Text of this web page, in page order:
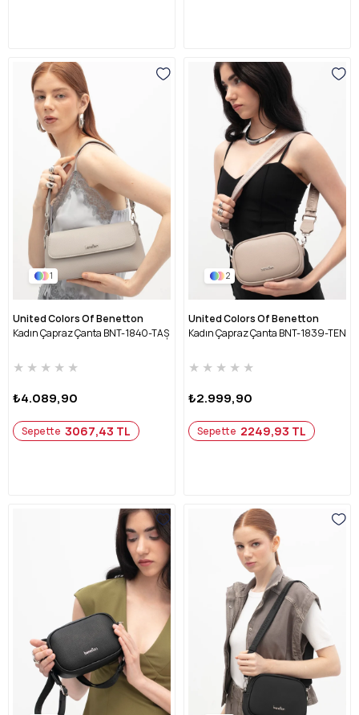
1
United Colors Of Benetton
Kadın Çapraz Çanta BNT-1840-TAŞ
★ ★ ★ ★ ★
₺4.089,90
Sepette 3067,43 TL
2
United Colors Of Benetton
Kadın Çapraz Çanta BNT-1839-TEN
★ ★ ★ ★ ★
₺2.999,90
Sepette 2249,93 TL